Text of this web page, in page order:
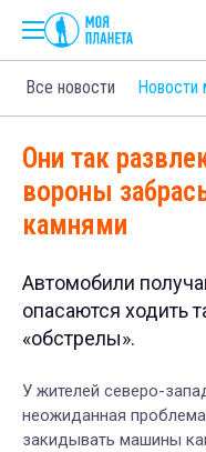
Все новости Новости
Они так
вороны
камнями
Автомобили
опасаются ходить
«обстрелы».
У жителей северо-
неожиданная
закидывать машины